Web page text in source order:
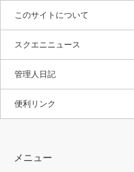
このサイトについて
スクエニニュース
管理人日記
便利リンク
メニュー